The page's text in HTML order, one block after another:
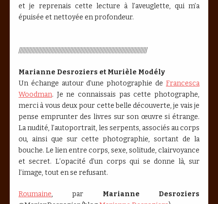
et je reprenais cette lecture à l’aveuglette, qui m’a
épuisée et nettoyée en profondeur.
////////////////////////////////////////////////////////////////////////////////////////
Marianne Desroziers et Murièle Modély
Un échange autour d’une photographie de Francesca
Woodman. Je ne connaissais pas cette photographe,
merci à vous deux pour cette belle découverte, je vais je
pense emprunter des livres sur son œuvre si étrange.
La nudité, l’autoportrait, les serpents, associés au corps
ou, ainsi que sur cette photographie, sortant de la
bouche. Le lien entre corps, sexe, solitude, clairvoyance
et secret. L’opacité d’un corps qui se donne là, sur
l’image, tout en se refusant.
Roumaine, par Marianne Desroziers